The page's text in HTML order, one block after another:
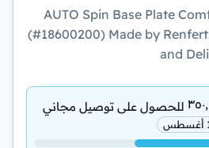
AUTO Spin Base Plate
(#18600200) Made by
and
للحصول على توصيل مجاني